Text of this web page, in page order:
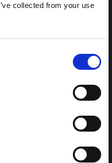
collected from your use
شبكة غير رسمية يقودها بشكل
معلومات سياقية للاستجابة لتفشي
شرط
ملاحظة سياقية حول
في إيتوري (2026)
تقدم هذه المذكرة خلفية سياقية
الأخبار والتطورات الأخيرة في
السياق العام الذي تعمل فيه جهات...